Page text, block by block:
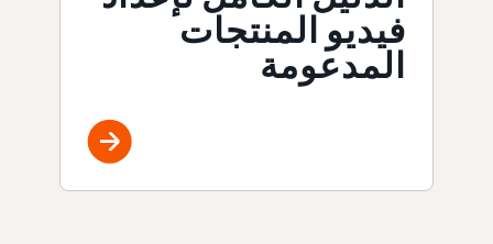
فيديو المنتجات
المدعومة